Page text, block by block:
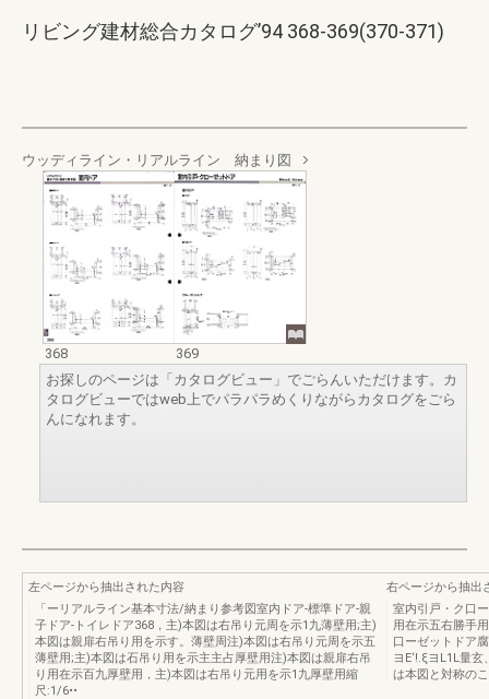
リビング建材総合カタログ’94 368-369(370-371)
ウッディライン・リアルライン 納まり図
368
369
お探しのページは「カタログビュー」でごらんいただけます。カ
タログビューではweb上でパラパラめくりながらカタログをごら
んになれます。
左ページから抽出された内容
「ーリアルライン基本寸法/納まり参考図室内ドア-標準ドア-親
子ドア-トイレドア368，主)本図は右吊り元周を示1九薄壁用;主)
本図は親扉右吊り用を示す。薄壁周注)本図は右吊り元周を示五
薄壁用;主)本図は石吊り用を示主主占厚壁用注)本図は親扉右吊
り用在示百九厚壁用，主)本図は右吊り元用を示1九厚壁用縮
尺:1/6••
右ページから抽出
室内引戸・ク口
用在示五右勝手
口ーゼットドア
ヨE‘!.ξヨL1L量
は本図と対称の